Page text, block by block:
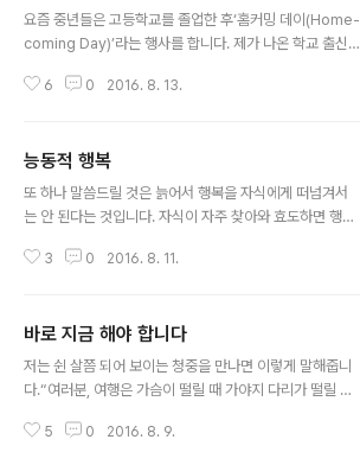
요즘 중년들은 고등학교를 졸업한 후‘홈커밍 데이(Home-
coming Day)’라는 행사를 합니다. 제가 나온 학교 출신
장님도 5년 선배라고 하니, 명문이라며 동창들끼리 자부심
니다. 저는 고등학교 시절 한때 전교 610명 중 597등을 했
던 사람입니다. 그럼에도 불구하고 친구들이 저를 선택한
이유가 무엇일지 생각해봤습니다. 곰곰이 생각해보니, 아
같았습니다. 제가 왜 사람들 눈에 그리도 행복해 보일까요?
6 0 2016. 8. 13.
능동적 행복
또 하나 말씀드릴 것은 늙어서 행복을 자식에게 떠넘겨서
는 안 된다는 것입니다. 자식이 자주 찾아와 효도하면 행복
안을 줄 모르는 사람입니다. 부모가 좋아서 낳은 자식인데,
으로 행복해지고 싶다면, 가만히 앉아서 누가 나를 행복하
게 해주기만을 기다리는 수동적인 마음부터 변화시켜야 합
니다. 먹고 싶은 것이 있으면 본인이 사 먹고, 행복해지고
은 없습니다. 지금이 나에게 주어진 최고의 선물임을 잊지
3 0 2016. 8. 11.
바로 지금 해야 합니다
저는 쉰 살쯤 되어 보이는 청중을 만나면 이렇게 말해줍니
다.“여러분, 여행은 가슴이 떨릴 때 가야지 다리가 떨릴 때
다.“말씀은 좋은데 아이들 공부도 시켜야 하고, 결혼도 시
5 0 2016. 8. 9.